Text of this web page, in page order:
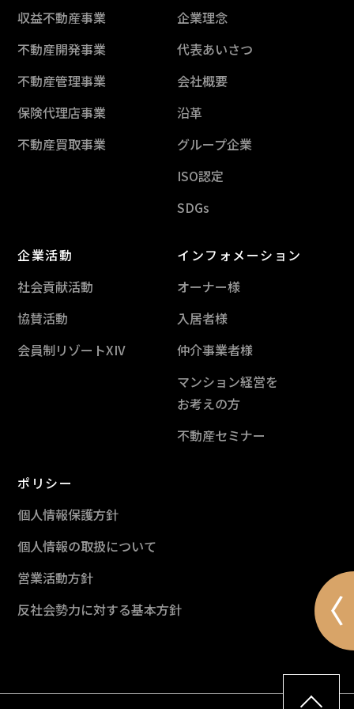
〈
収益不動産事業
不動産開発事業
不動産管理事業
保険代理店事業
不動産買取事業
企業理念
代表あいさつ
会社概要
沿革
グループ企業
ISO認定
SDGs
企業活動
社会貢献活動
協賛活動
会員制リゾートXIV
インフォメーション
オーナー様
入居者様
仲介事業者様
マンション経営を
お考えの方
不動産セミナー
ポリシー
個人情報保護方針
個人情報の取扱について
営業活動方針
反社会勢力に対する基本方針